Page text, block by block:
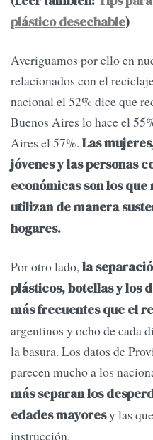
plástico desechable)
Averiguamos por ello en
relacionados con el
nacional el 52% dice que
Buenos Aires lo hace el
Aires el 57%. Las
jóvenes y las personas
económicas son los
utilizan de manera
hogares.
Por otro lado,la
plásticos, botellas y los
más frecuentes que el
argentinos y ocho de cada
la basura. Los datos de
parecen mucho a los
más separan los
edades mayoresy las
instrucción.